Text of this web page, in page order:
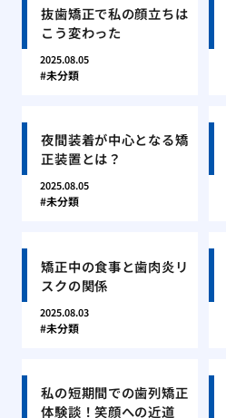
抜歯矯正で私の顔立ちは
こう変わった
2025.08.05
未分類
夜間装着が中心となる矯
正装置とは？
2025.08.05
未分類
矯正中の食事と歯肉炎リ
スクの関係
2025.08.03
未分類
私の短期間での歯列矯正
体験談！笑顔への近道